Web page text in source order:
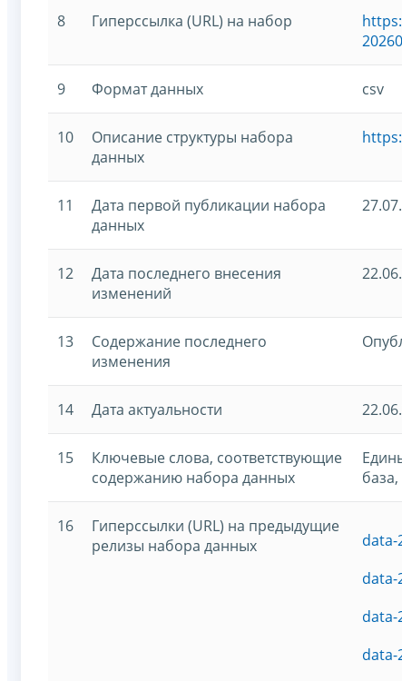
8 Гиперссылка (URL) на набор
9 Формат данных csv
10
Описание структуры набора
данных
11
Дата первой публикации набора
данных
12
Дата последнего внесения
изменений
13
Содержание последнего
изменения
14 Дата актуальности
15
Ключевые слова, соответствующие
содержанию набора данных
16
Гиперссылки (URL) на предыдущие
релизы набора данных
data-
data-
data-
data-